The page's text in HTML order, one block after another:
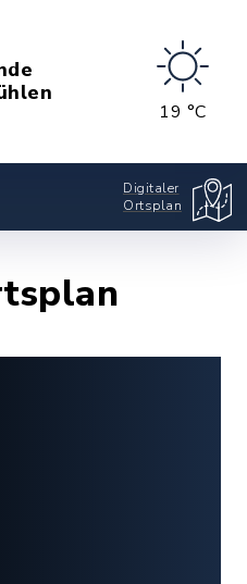
19 °C
Digitaler
Ortsplan